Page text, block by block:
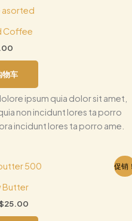
Coffee
物车
ipsum quia dolor sit amet,
non incidunt lores ta porro
incidunt lores ta porro ame.
促销
Butter
为：
25.00
当
价
$25.00。